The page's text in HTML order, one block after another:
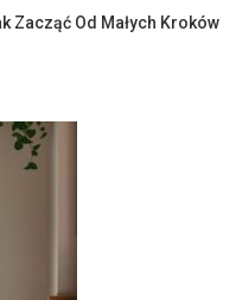
Zacząć Od Małych Kroków